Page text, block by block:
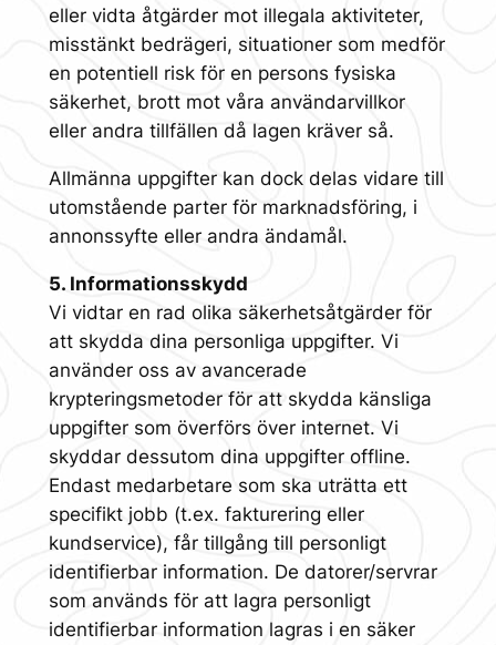
eller vidta åtgärder mot illegala aktiviteter,
misstänkt bedrägeri, situationer som medför
en potentiell risk för en persons fysiska
säkerhet, brott mot våra användarvillkor
eller andra tillfällen då lagen kräver så.
Allmänna uppgifter kan dock delas vidare till
utomstående parter för marknadsföring, i
annonssyfte eller andra ändamål.
5. Informationsskydd
Vi vidtar en rad olika säkerhetsåtgärder för
att skydda dina personliga uppgifter. Vi
använder oss av avancerade
krypteringsmetoder för att skydda känsliga
uppgifter som överförs över internet. Vi
skyddar dessutom dina uppgifter offline.
Endast medarbetare som ska uträtta ett
specifikt jobb (t.ex. fakturering eller
kundservice), får tillgång till personligt
identifierbar information. De datorer/servrar
som används för att lagra personligt
identifierbar information lagras i en säker